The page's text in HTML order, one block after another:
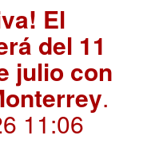
El
del 11
julio con
.
11:06